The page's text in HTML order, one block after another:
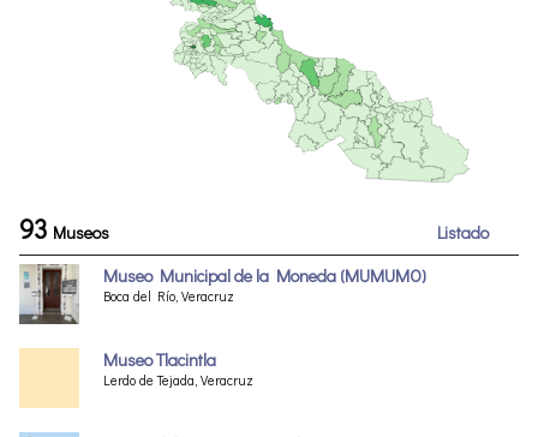
93 Museos
Listado
Museo Municipal de la Moneda (MUMUMO)
Boca del Río, Veracruz
Museo Tlacintla
Lerdo de Tejada, Veracruz